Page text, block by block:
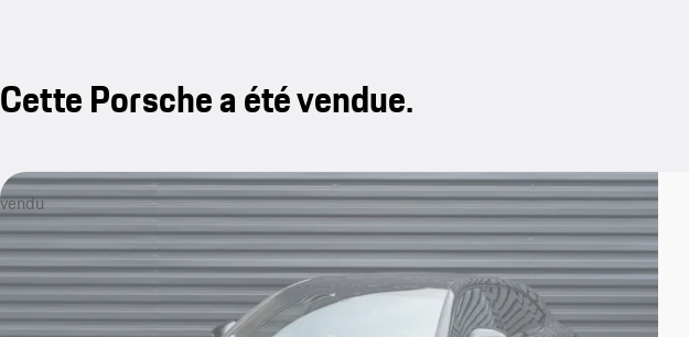
Cette Porsche a été vendue.
vendu